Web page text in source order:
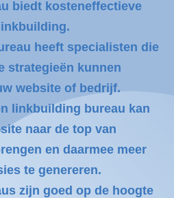
biedt kosteneffectieve
heeft specialisten die
strategieën kunnen
website of bedrijf.
linkbuilding bureau kan
naar de top van
en daarmee meer
te genereren.
zijn goed op de hoogte